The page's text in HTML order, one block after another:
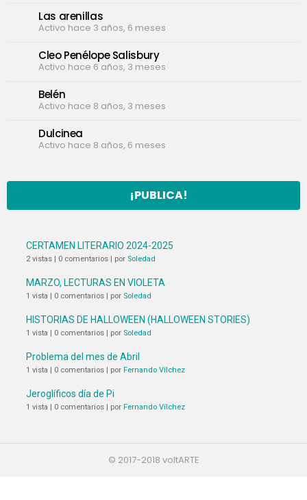
Las arenillas
Activo hace 3 años, 6 meses
Cleo Penélope Salisbury
Activo hace 6 años, 3 meses
Belén
Activo hace 8 años, 3 meses
Dulcinea
Activo hace 8 años, 6 meses
¡PUBLICA!
CERTAMEN LITERARIO 2024-2025
2 vistas | 0 comentarios | por Soledad
MARZO, LECTURAS EN VIOLETA
1 vista | 0 comentarios | por Soledad
HISTORIAS DE HALLOWEEN (HALLOWEEN STORIES)
1 vista | 0 comentarios | por Soledad
Problema del mes de Abril
1 vista | 0 comentarios | por Fernando Vílchez
Jeroglíficos día de Pi
1 vista | 0 comentarios | por Fernando Vílchez
© 2017-2018 voltARTE